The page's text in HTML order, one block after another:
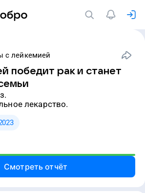
с лейкемией
победит рак и станет
лекарство.
Смотреть отчёт